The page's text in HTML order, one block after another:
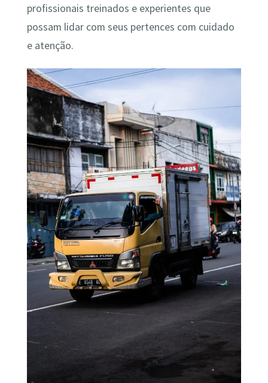
profissionais treinados e experientes que
possam lidar com seus pertences com cuidado
e atenção.